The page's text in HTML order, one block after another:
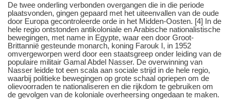
De twee onderling verbonden overgangen die in die periode
plaatsvonden, gingen gepaard met het uiteenvallen van de oude
door Europa gecontroleerde orde in het Midden-Oosten. [4] In de
hele regio ontstonden antikoloniale en Arabische nationalistische
bewegingen, met name in Egypte, waar een door Groot-
Brittannië gesteunde monarch, koning Farouk I, in 1952
omvergeworpen werd door een staatsgreep onder leiding van de
populaire militair Gamal Abdel Nasser. De overwinning van
Nasser leidde tot een scala aan sociale strijd in de hele regio,
waarbij politieke bewegingen op grote schaal opriepen om de
olievoorraden te nationaliseren en die rijkdom te gebruiken om
de gevolgen van de koloniale overheersing ongedaan te maken.